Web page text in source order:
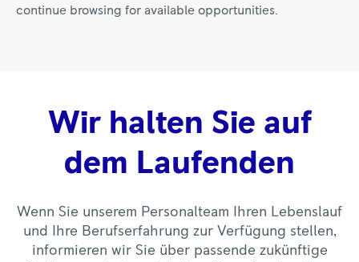
continue browsing for available opportunities.
Wir halten Sie auf
dem Laufenden
Wenn Sie unserem Personalteam Ihren Lebenslauf
und Ihre Berufserfahrung zur Verfügung stellen,
informieren wir Sie über passende zukünftige